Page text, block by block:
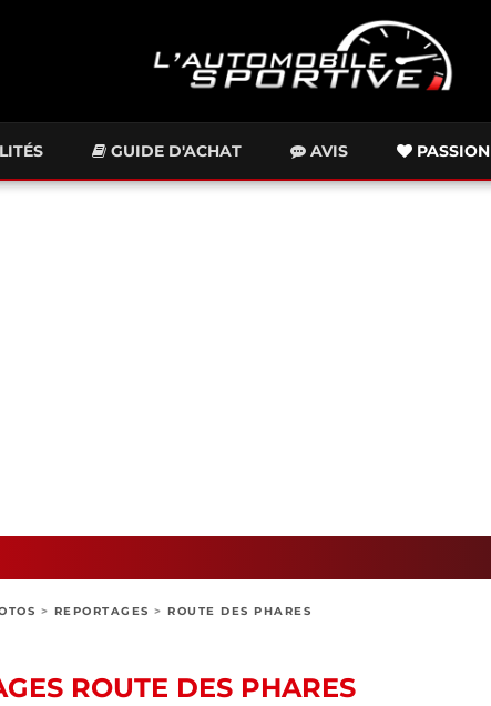
GUIDE D'ACHAT AVIS PASSION
> REPORTAGES > ROUTE DES PHARES
ROUTE DES PHARES